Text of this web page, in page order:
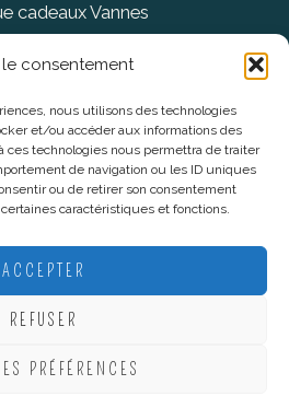
le consentement
nous utilisons des technologies
et/ou accéder aux informations des
ces technologies nous permettra de traiter
de navigation ou les ID uniques
ou de retirer son consentement
caractéristiques et fonctions.
ACCEPTER
REFUSER
PRÉFÉRENCES
cadeaux Vannes
Store Vannes
légales
CGV
De Confidentialité
du site